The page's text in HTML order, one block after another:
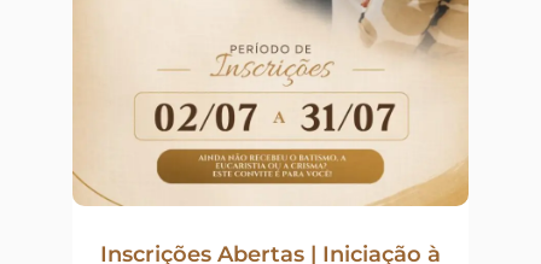
Inscrições Abertas | Iniciação à